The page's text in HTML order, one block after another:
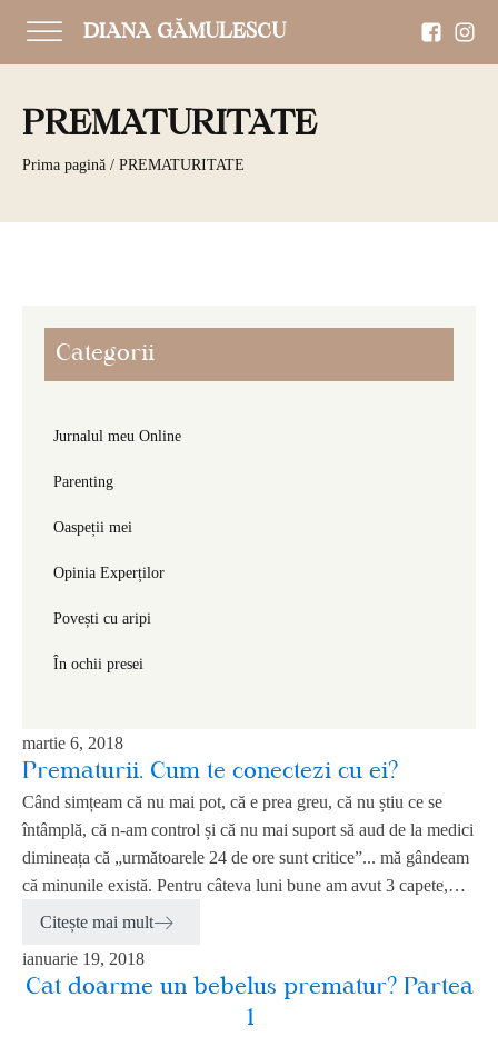
DIANA GĂMULESCU
PREMATURITATE
Prima pagină / PREMATURITATE
Categorii
Jurnalul meu Online
Parenting
Oaspeții mei
Opinia Experților
Povești cu aripi
În ochii presei
martie 6, 2018
Prematurii. Cum te conectezi cu ei?
Când simțeam că nu mai pot, că e prea greu, că nu știu ce se
întâmplă, că n-am control și că nu mai suport să aud de la medici
dimineața că „următoarele 24 de ore sunt critice”... mă gândeam
că minunile există. Pentru câteva luni bune am avut 3 capete,…
Citește mai mult
ianuarie 19, 2018
Cat doarme un bebelus prematur? Partea
1